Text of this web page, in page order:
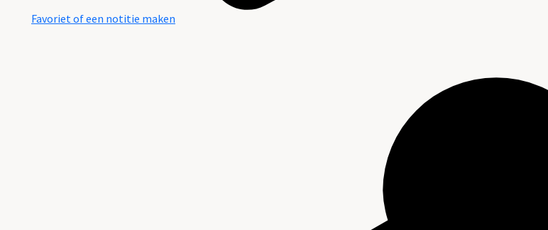
Favoriet of een notitie maken